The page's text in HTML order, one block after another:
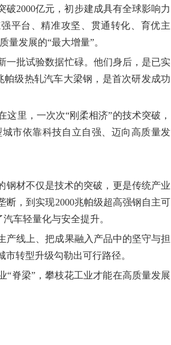
破2000亿元，初步建成具有全球影响力
平台、精准攻坚、贯通转化、育优主
量发展的“最大增量”。
一批试验数据忙碌。他们身后，是已实
帕级热轧汽车大梁钢，是首次研发成功
里，一次次“刚柔相济”的技术突破，
市依靠科技自立自强、迈向高质量发
钢材不仅是技术的突破，更是传统产业
，到实现2000兆帕级超高强钢自主可
车轻量化与安全提升。
产线上、把成果融入产品中的坚守与担
转型升级勾勒出可行路径。
“脊梁”，攀枝花工业才能在高质量发展